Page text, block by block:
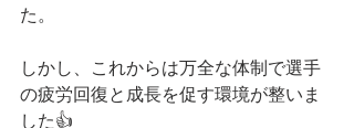
た。
しかし、これからは万全な体制で選手
の疲労回復と成長を促す環境が整いま
した👍